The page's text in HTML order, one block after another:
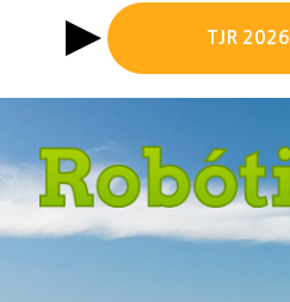
TJR 2026